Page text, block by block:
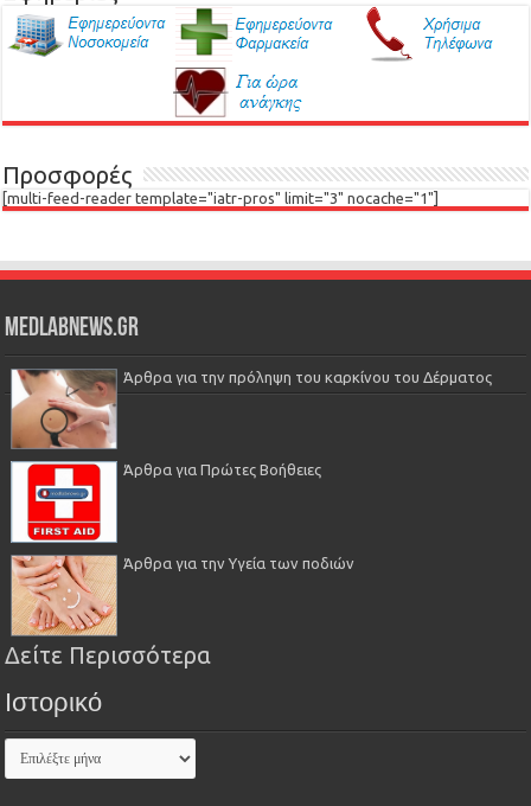
Προσφορές
[multi-feed-reader template="iatr-pros" limit="3" nocache="1"]
Medlabnews.gr
Άρθρα για την πρόληψη του καρκίνου του Δέρματος
Άρθρα για Πρώτες Βοήθειες
Άρθρα για την Υγεία των ποδιών
Δείτε Περισσότερα
Ιστορικό